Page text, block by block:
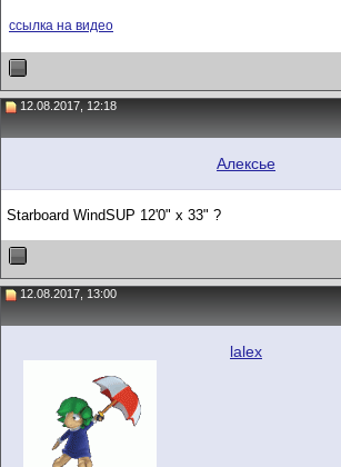
ссылка на видео
12.08.2017, 12:18
Алексье
Starboard WindSUP 12'0" x 33" ?
12.08.2017, 13:00
lalex